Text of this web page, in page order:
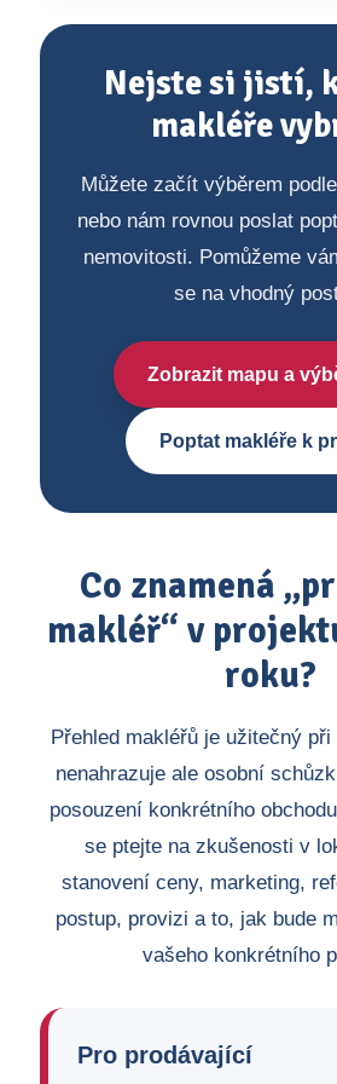
Nejste si jistí,
makléře
Můžete začít výběrem
nebo nám rovnou poslat
nemovitosti. Pomůžeme
se na vhodný
Zobrazit mapu a
Poptat makléře k
Co znamená
makléř“ v
roku?
Přehled makléřů je užitečný
nenahrazuje ale osobní
posouzení konkrétního
se ptejte na zkušenosti v
stanovení ceny, marketing,
postup, provizi a to, jak bude
vašeho konkrétního
Pro prodávající